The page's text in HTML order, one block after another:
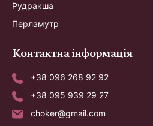
Рудракша
Перламутр
Контактна інформація
+38 096 268 92 92
+38 095 939 29 27
choker@gmail.com